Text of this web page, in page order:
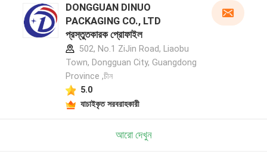
DONGGUAN DINUO
PACKAGING CO., LTD
প্রস্তুতকারক প্রোফাইল
502, No.1 ZiJin Road, Liaobu
Town, Dongguan City, Guangdong
Province ,চীন
5.0
যাচাইকৃত সরবরাহকারী
আরো দেখুন